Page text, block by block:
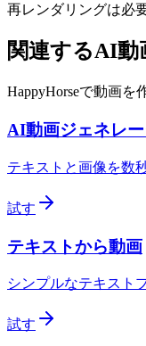
再レンダリングは必
関連するAI動
HappyHorseで動画を
AI動画ジェネレ
テキストと画像を数
試す
テキストから動画
シンプルなテキスト
試す